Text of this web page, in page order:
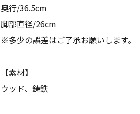
奥行/36.5cm
脚部直径/26cm
※多少の誤差はご了承お願いします。
【素材】
ウッド、鋳鉄